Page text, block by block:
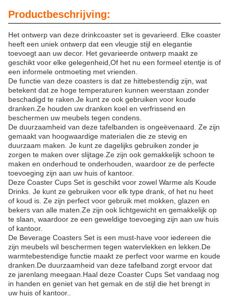
Productbeschrijving:
Het ontwerp van deze drinkcoaster set is gevarieerd. Elke coaster
heeft een uniek ontwerp dat een vleugje stijl en elegantie
toevoegt aan uw decor. Het gevarieerde ontwerp maakt ze
geschikt voor elke gelegenheid,Of het nu een formeel etentje is of
een informele ontmoeting met vrienden.
De functie van deze coasters is dat ze hittebestendig zijn, wat
betekent dat ze hoge temperaturen kunnen weerstaan zonder
beschadigd te raken.Je kunt ze ook gebruiken voor koude
dranken.Ze houden uw dranken koel en verfrissend en
beschermen uw meubels tegen condens.
De duurzaamheid van deze tafelbanden is ongeëvenaard. Ze zijn
gemaakt van hoogwaardige materialen die ze stevig en
duurzaam maken. Je kunt ze dagelijks gebruiken zonder je
zorgen te maken over slijtage.Ze zijn ook gemakkelijk schoon te
maken en onderhoud te onderhouden, waardoor ze de perfecte
toevoeging zijn aan uw huis of kantoor.
Deze Coaster Cups Set is geschikt voor zowel Warme als Koude
Drinks. Je kunt ze gebruiken voor elk type drank, of het nu heet
of koud is. Ze zijn perfect voor gebruik met mokken, glazen en
bekers van alle maten.Ze zijn ook lichtgewicht en gemakkelijk op
te slaan, waardoor ze een geweldige toevoeging zijn aan uw huis
of kantoor.
De Beverage Coasters Set is een must-have voor iedereen die
zijn meubels wil beschermen tegen watervlekken en lekken.De
warmtebestendige functie maakt ze perfect voor warme en koude
dranken.De duurzaamheid van deze tafelband zorgt ervoor dat
ze jarenlang meegaan.Haal deze Coaster Cups Set vandaag nog
in handen en geniet van het gemak en de stijl die het brengt in
uw huis of kantoor..